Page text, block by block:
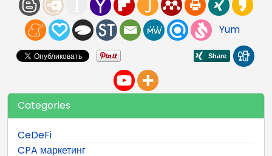
Yum
Categories
CeDeFi
CPA маркетинг